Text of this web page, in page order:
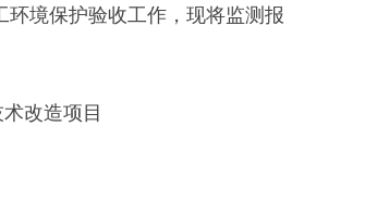
境保护验收工作，现将监测报
改造项目